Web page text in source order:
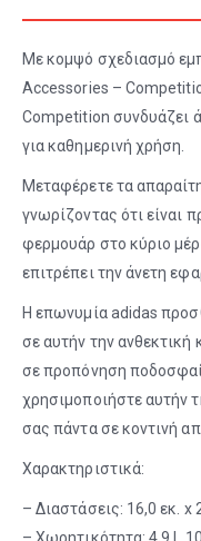
Με κομψό σχεδιασμό
Accessories –
Competition συνδυάζει
για καθημερινή χρήση.
Μεταφέρετε τα
γνωρίζοντας ότι είναι
φερμουάρ στο κύριο
επιτρέπει την άνετη
Η επωνυμία adidas
σε αυτήν την ανθεκτική
σε προπόνηση
χρησιμοποιήστε αυτήν
σας πάντα σε κοντινή
Χαρακτηριστικά:
– Διαστάσεις: 16,0 εκ. x